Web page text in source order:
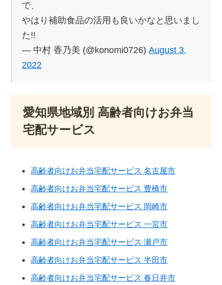
で、
やはり補助食品の活用も良いかなと思いまし
た!!
— 中村 香乃美 (@konomi0726)August 3,
2022
愛知県地域別 高齢者向けお弁当
宅配サービス
高齢者向けお弁当宅配サービス 名古屋市
高齢者向けお弁当宅配サービス 豊橋市
高齢者向けお弁当宅配サービス 岡崎市
高齢者向けお弁当宅配サービス 一宮市
高齢者向けお弁当宅配サービス 瀬戸市
高齢者向けお弁当宅配サービス 半田市
高齢者向けお弁当宅配サービス 春日井市